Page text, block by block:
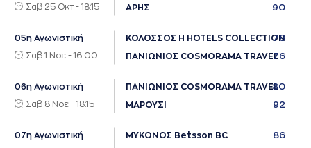
Σαβ 25 Οκτ - 18:15 ΑΡΗΣ 90
05η Αγωνιστική
Σαβ 1 Νοε - 16:00
ΚΟΛΟΣΣΟΣ H HOTELS COLLECTION
78
ΠΑΝΙΩΝΙΟΣ COSMORAMA TRAVEL76
06η Αγωνιστική
Σαβ 8 Νοε - 18:15
ΠΑΝΙΩΝΙΟΣ COSMORAMA TRAVEL80
ΜΑΡΟΥΣΙ 92
07η Αγωνιστική ΜΥΚΟΝΟΣ Betsson BC 86